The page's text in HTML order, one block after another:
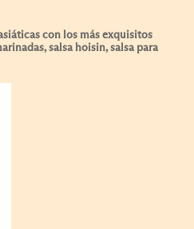
con los más exquisitos
salsa hoisin, salsa para